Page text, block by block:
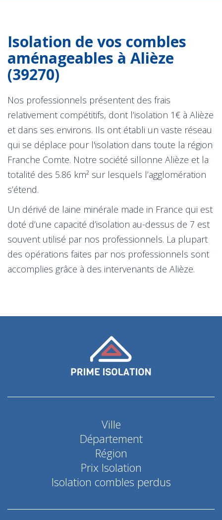
Isolation de vos combles
aménageables à Alièze
(39270)
Nos professionnels présentent des frais
relativement compétitifs, dont l’isolation 1€ à Alièze
et dans ses environs. Ils ont établi un vaste réseau
qui se déplace pour l'isolation dans toute la région
Franche Comte. Notre société sillonne Alièze et la
totalité des 5.86 km² sur lesquels l’agglomération
s’étend.
Un dérivé de laine minérale made in France qui est
doté d’une capacité d’isolation au-dessus de 7 est
souvent utilisé par nos professionnels. La plupart
des opérations faites par nos professionnels sont
accomplies grâce à des intervenants de Alièze.
Ville
Département
Région
Prix Isolation
Isolation combles perdus